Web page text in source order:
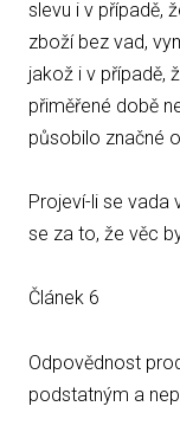
slevu i v případě,
zboží bez vad,
jakož i v případě,
přiměřené době
působilo značné
Projeví-li se vada
se za to, že věc
Článek 6
Odpovědnost
podstatným a